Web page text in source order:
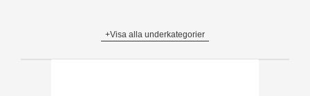
+Visa alla underkategorier